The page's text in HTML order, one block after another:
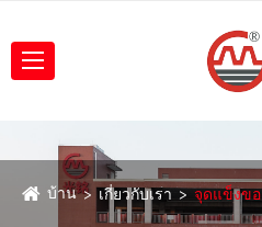
บ้าน เกี่ยวกับเรา จุดแข็งขอ